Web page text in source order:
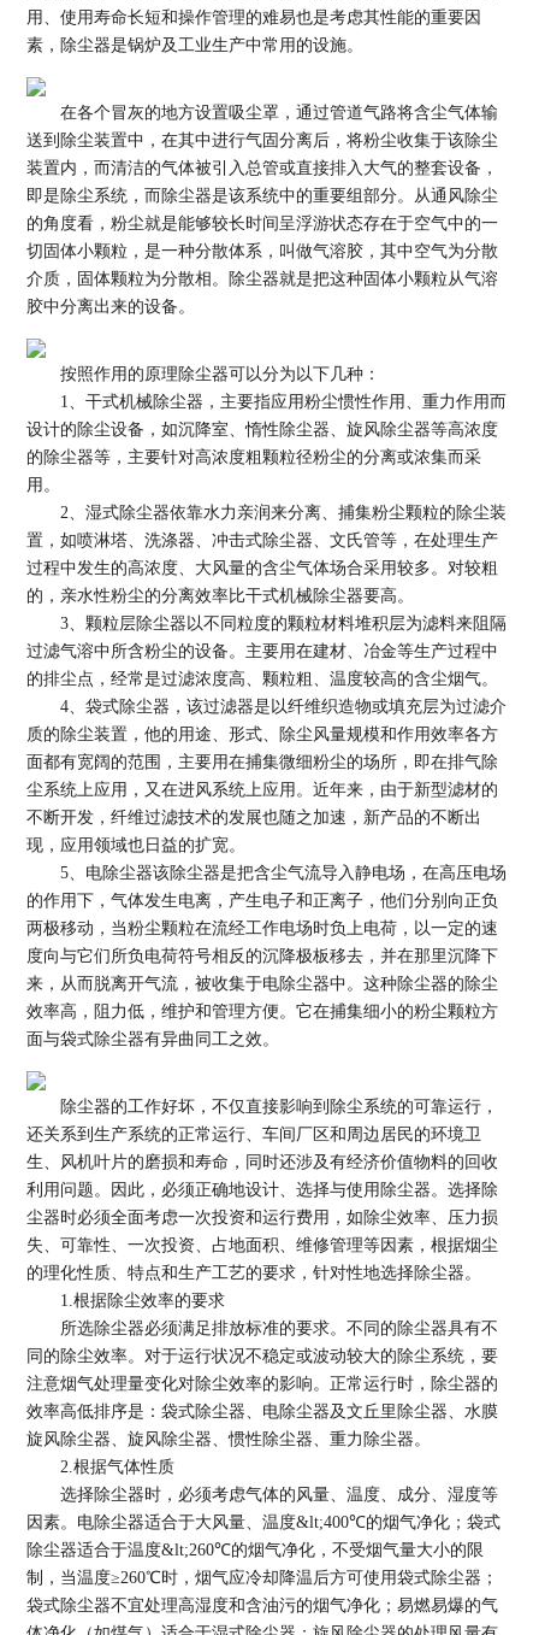
用、使用寿命长短和操作管理的难易也是考虑其性能的重要因
素，除尘器是锅炉及工业生产中常用的设施。
在各个冒灰的地方设置吸尘罩，通过管道气路将含尘气体输
送到除尘装置中，在其中进行气固分离后，将粉尘收集于该除尘
装置内，而清洁的气体被引入总管或直接排入大气的整套设备，
即是除尘系统，而除尘器是该系统中的重要组部分。从通风除尘
的角度看，粉尘就是能够较长时间呈浮游状态存在于空气中的一
切固体小颗粒，是一种分散体系，叫做气溶胶，其中空气为分散
介质，固体颗粒为分散相。除尘器就是把这种固体小颗粒从气溶
胶中分离出来的设备。
按照作用的原理除尘器可以分为以下几种：
1、干式机械除尘器，主要指应用粉尘惯性作用、重力作用而
设计的除尘设备，如沉降室、惰性除尘器、旋风除尘器等高浓度
的除尘器等，主要针对高浓度粗颗粒径粉尘的分离或浓集而采
用。
2、湿式除尘器依靠水力亲润来分离、捕集粉尘颗粒的除尘装
置，如喷淋塔、洗涤器、冲击式除尘器、文氏管等，在处理生产
过程中发生的高浓度、大风量的含尘气体场合采用较多。对较粗
的，亲水性粉尘的分离效率比干式机械除尘器要高。
3、颗粒层除尘器以不同粒度的颗粒材料堆积层为滤料来阻隔
过滤气溶中所含粉尘的设备。主要用在建材、冶金等生产过程中
的排尘点，经常是过滤浓度高、颗粒粗、温度较高的含尘烟气。
4、袋式除尘器，该过滤器是以纤维织造物或填充层为过滤介
质的除尘装置，他的用途、形式、除尘风量规模和作用效率各方
面都有宽阔的范围，主要用在捕集微细粉尘的场所，即在排气除
尘系统上应用，又在进风系统上应用。近年来，由于新型滤材的
不断开发，纤维过滤技术的发展也随之加速，新产品的不断出
现，应用领域也日益的扩宽。
5、电除尘器该除尘器是把含尘气流导入静电场，在高压电场
的作用下，气体发生电离，产生电子和正离子，他们分别向正负
两极移动，当粉尘颗粒在流经工作电场时负上电荷，以一定的速
度向与它们所负电荷符号相反的沉降极板移去，并在那里沉降下
来，从而脱离开气流，被收集于电除尘器中。这种除尘器的除尘
效率高，阻力低，维护和管理方便。它在捕集细小的粉尘颗粒方
面与袋式除尘器有异曲同工之效。
除尘器的工作好坏，不仅直接影响到除尘系统的可靠运行，
还关系到生产系统的正常运行、车间厂区和周边居民的环境卫
生、风机叶片的磨损和寿命，同时还涉及有经济价值物料的回收
利用问题。因此，必须正确地设计、选择与使用除尘器。选择除
尘器时必须全面考虑一次投资和运行费用，如除尘效率、压力损
失、可靠性、一次投资、占地面积、维修管理等因素，根据烟尘
的理化性质、特点和生产工艺的要求，针对性地选择除尘器。
1.根据除尘效率的要求
所选除尘器必须满足排放标准的要求。不同的除尘器具有不
同的除尘效率。对于运行状况不稳定或波动较大的除尘系统，要
注意烟气处理量变化对除尘效率的影响。正常运行时，除尘器的
效率高低排序是：袋式除尘器、电除尘器及文丘里除尘器、水膜
旋风除尘器、旋风除尘器、惯性除尘器、重力除尘器。
2.根据气体性质
选择除尘器时，必须考虑气体的风量、温度、成分、湿度等
因素。电除尘器适合于大风量、温度&lt;400℃的烟气净化；袋式
除尘器适合于温度&lt;260℃的烟气净化，不受烟气量大小的限
制，当温度≥260℃时，烟气应冷却降温后方可使用袋式除尘器；
袋式除尘器不宜处理高湿度和含油污的烟气净化；易燃易爆的气